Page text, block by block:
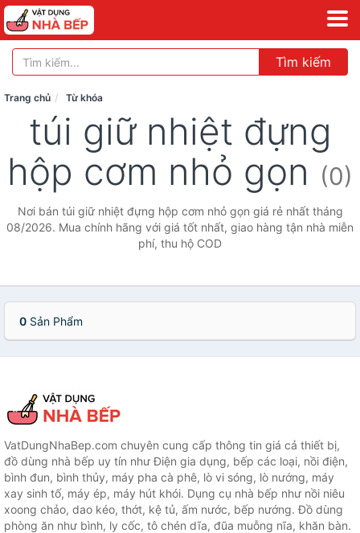
Tìm kiếm
Trang chủ Từ khóa
túi giữ nhiệt đựng
hộp cơm nhỏ gọn (0)
Nơi bán túi giữ nhiệt đựng hộp cơm nhỏ gọn giá rẻ nhất tháng
08/2026. Mua chính hãng với giá tốt nhất, giao hàng tận nhà miễn
phí, thu hộ COD
0 Sản Phẩm
VatDungNhaBep.com chuyên cung cấp thông tin giá cả thiết bị,
đồ dùng nhà bếp uy tín như Điện gia dụng, bếp các loại, nồi điện,
bình đun, bình thủy, máy pha cà phê, lò vi sóng, lò nướng, máy
xay sinh tố, máy ép, máy hút khói. Dụng cụ nhà bếp như nồi niêu
xoong chảo, dao kéo, thớt, kệ tủ, ấm nước, bếp nướng. Đồ dùng
phòng ăn như bình, ly cốc, tô chén dĩa, đũa muỗng nĩa, khăn bàn.